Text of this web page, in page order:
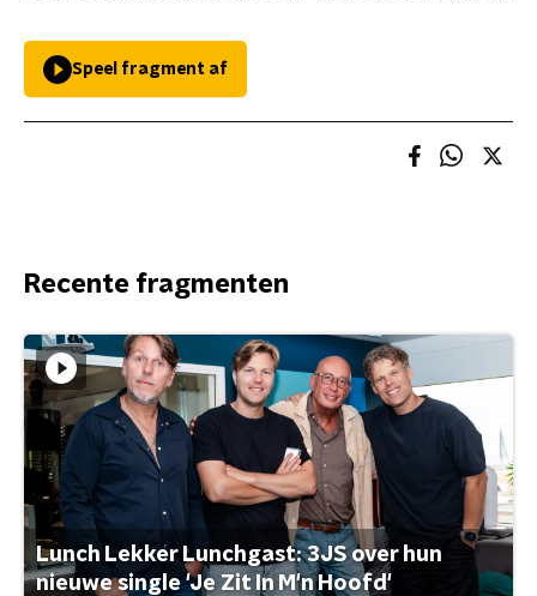
Speel fragment af
Recente fragmenten
Lunch Lekker Lunchgast: 3JS over hun
nieuwe single 'Je Zit In M'n Hoofd'